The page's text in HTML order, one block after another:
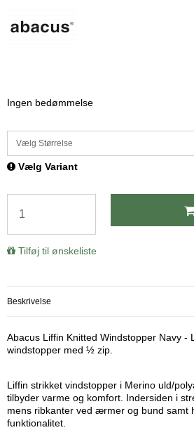
Ingen bedømmelse
Vælg Størrelse
Vælg Variant
Tilføj til ønskeliste
Beskrivelse
Abacus Liffin Knitted Windstopper Navy -
windstopper med ½ zip.
Liffin strikket vindstopper i Merino uld/
tilbyder varme og komfort. Indersiden i
mens ribkanter ved ærmer og bund samt
funktionalitet.